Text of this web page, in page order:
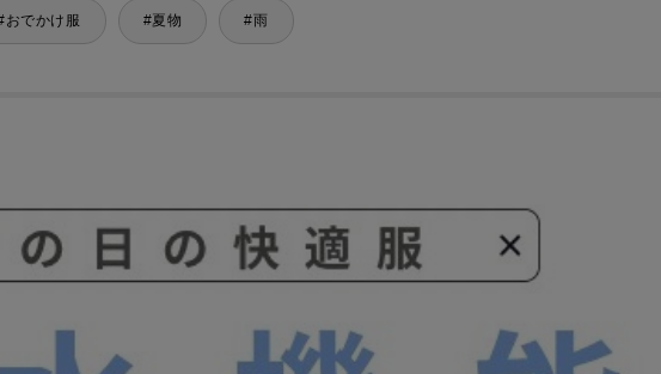
おでかけ服 夏物 雨